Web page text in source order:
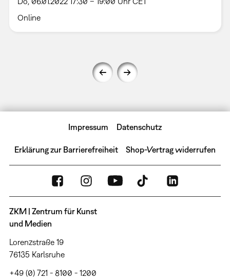
Online
Impressum Datenschutz
Erklärung zur Barrierefreiheit Shop-Vertrag widerrufen
ZKM | Zentrum für Kunst
und Medien
Lorenzstraße 19
76135 Karlsruhe
+49 (0) 721 - 8100 - 1200